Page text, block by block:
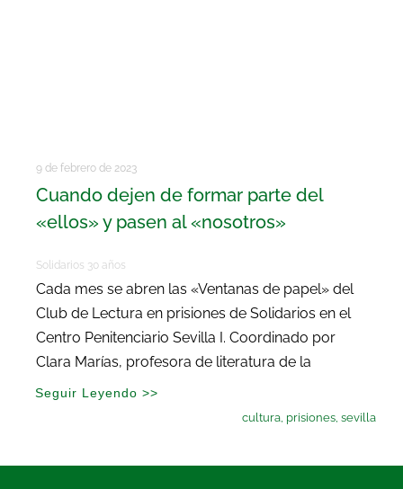
9 de febrero de 2023
Cuando dejen de formar parte del
«ellos» y pasen al «nosotros»
Solidarios 30 años
Cada mes se abren las «Ventanas de papel» del
Club de Lectura en prisiones de Solidarios en el
Centro Penitenciario Sevilla I. Coordinado por
Clara Marías, profesora de literatura de la
Seguir Leyendo >>
cultura prisiones ,sevilla